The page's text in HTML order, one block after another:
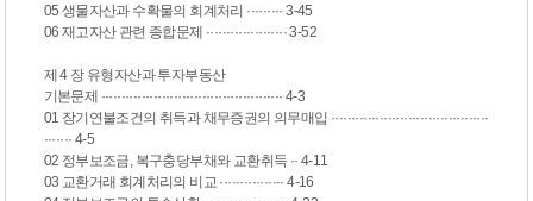
05 생물자산과 수확물의 회계처리 ········· 3-45
06 재고자산 관련 종합문제 ···················· 3-52
제 4 장 유형자산과 투자부동산
기본문제 ············································· 4-3
01 장기연불조건의 취득과 채무증권의 의무매입 ·······································
······· 4-5
02 정부보조금, 복구충당부채와 교환취득 ·· 4-11
03 교환거래 회계처리의 비교 ················ 4-16